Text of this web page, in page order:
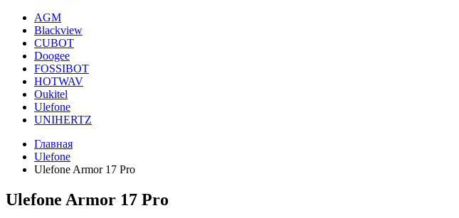
AGM
Blackview
CUBOT
Doogee
FOSSIBOT
HOTWAV
Oukitel
Ulefone
UNIHERTZ
Главная
Ulefone
Ulefone Armor 17 Pro
Ulefone Armor 17 Pro